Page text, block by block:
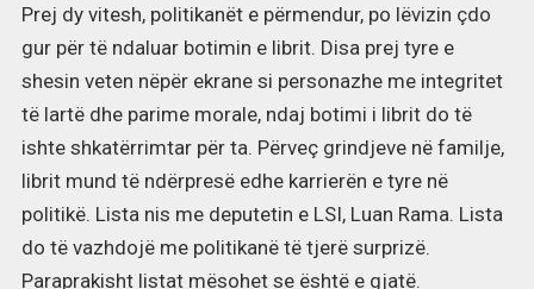
Prej dy vitesh, politikanët e përmendur, po lëvizin çdo
gur për të ndaluar botimin e librit. Disa prej tyre e
shesin veten nëpër ekrane si personazhe me integritet
të lartë dhe parime morale, ndaj botimi i librit do të
ishte shkatërrimtar për ta. Përveç grindjeve në familje,
librit mund të ndërpresë edhe karrierën e tyre në
politikë. Lista nis me deputetin e LSI, Luan Rama. Lista
do të vazhdojë me politikanë të tjerë surprizë.
Paraprakisht listat mësohet se është e gjatë.